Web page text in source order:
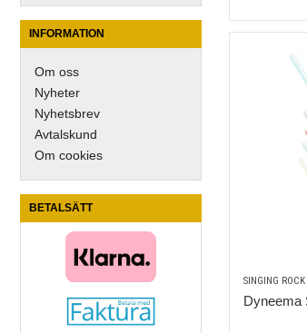
INFORMATION
Om oss
Nyheter
Nyhetsbrev
Avtalskund
Om cookies
BETALSÄTT
SINGING ROCK
Dyneema